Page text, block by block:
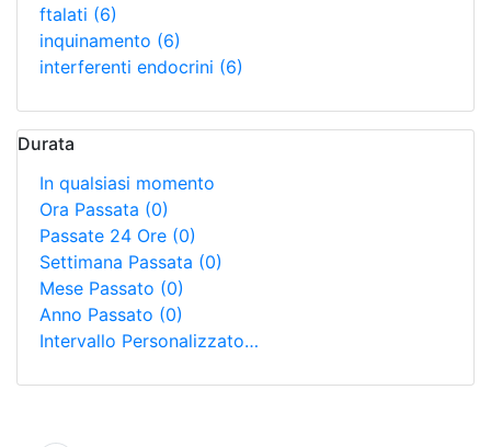
ftalati (6)
inquinamento (6)
interferenti endocrini (6)
Durata
In qualsiasi momento
Ora Passata (0)
Passate 24 Ore (0)
Settimana Passata (0)
Mese Passato (0)
Anno Passato (0)
Intervallo Personalizzato…
Ricerca